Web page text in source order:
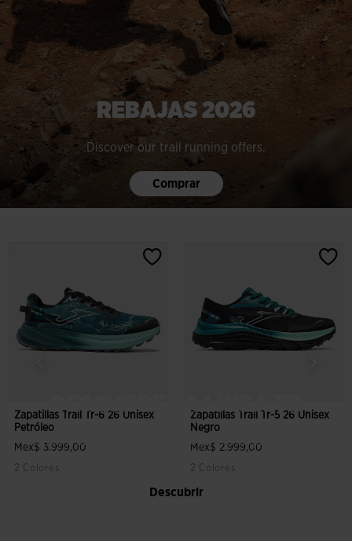
REBAJAS 2026
Discover our trail running offers.
Comprar
Zapatillas Trail Tr-6 26 Unisex
Petróleo
Mex$ 3.999,00
2 Colores
Zapatillas Trail Tr-5 26 Unisex
Negro
Mex$ 2.999,00
2 Colores
DESCUBRE LA LÍNEA TR
Compara las zapatillas TR y encuentra la que mejor pisa
Descubrir